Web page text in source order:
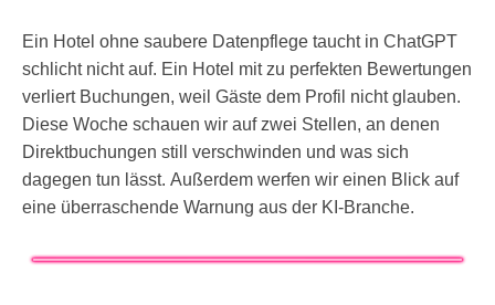
Ein Hotel ohne saubere Datenpflege taucht in ChatGPT
schlicht nicht auf. Ein Hotel mit zu perfekten Bewertungen
verliert Buchungen, weil Gäste dem Profil nicht glauben.
Diese Woche schauen wir auf zwei Stellen, an denen
Direktbuchungen still verschwinden und was sich
dagegen tun lässt. Außerdem werfen wir einen Blick auf
eine überraschende Warnung aus der KI-Branche.